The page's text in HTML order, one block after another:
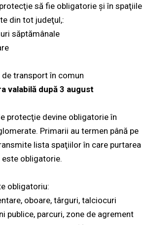
să fie obligatorie şi în spaţiile
din tot judeţul,:
săptămânale
transport în comun
valabilă după 3 august
protecţie devine obligatorie în
Primarii au termen până pe
lista spaţiilor în care purtarea
obligatorie.
obligatoriu:
oboare, târguri, talciocuri
publice, parcuri, zone de agrement